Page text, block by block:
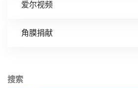
爱尔视频
角膜捐献
搜索